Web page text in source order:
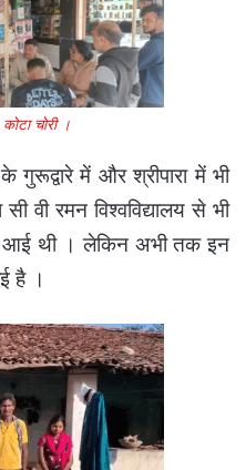
चोरी ।
गुरूद्वारे में और श्रीपारा में भी
वी रमन विश्वविद्यालय से भी
आई थी । लेकिन अभी तक इन
है ।